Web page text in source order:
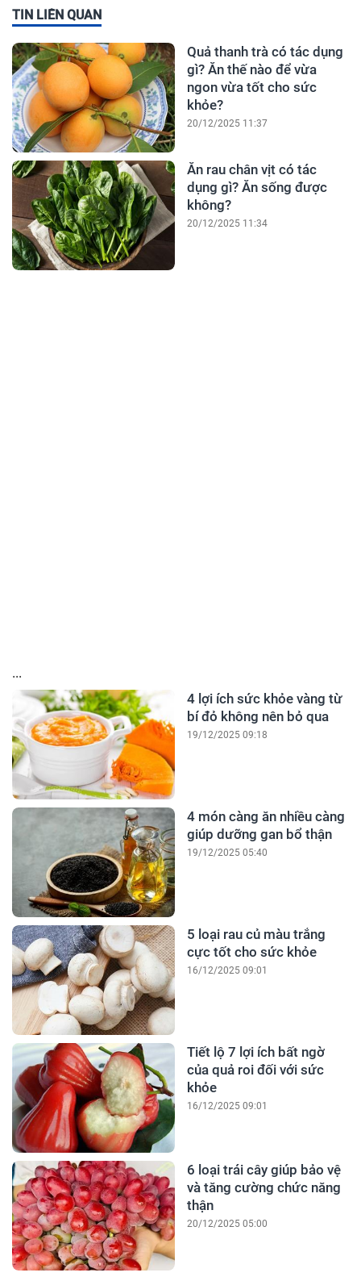
TIN LIÊN QUAN
Quả thanh trà có tác dụng
gì? Ăn thế nào để vừa
ngon vừa tốt cho sức
khỏe?
20/12/2025 11:37
Ăn rau chân vịt có tác
dụng gì? Ăn sống được
không?
20/12/2025 11:34
...
4 lợi ích sức khỏe vàng từ
bí đỏ không nên bỏ qua
19/12/2025 09:18
4 món càng ăn nhiều càng
giúp dưỡng gan bổ thận
19/12/2025 05:40
5 loại rau củ màu trắng
cực tốt cho sức khỏe
16/12/2025 09:01
Tiết lộ 7 lợi ích bất ngờ
của quả roi đối với sức
khỏe
16/12/2025 09:01
6 loại trái cây giúp bảo vệ
và tăng cường chức năng
thận
20/12/2025 05:00